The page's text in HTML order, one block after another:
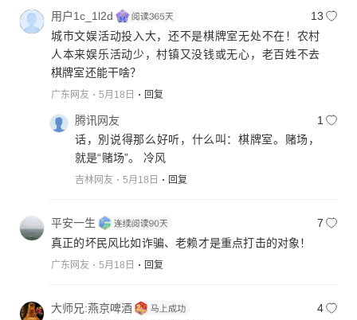
用户1c_1l2d
13
城市文娱活动投入大，还不是棋牌室无处不在！农村
人本来娱乐活动少，村镇又没钱或无心，老百姓不去
棋牌室还能干啥？
广东网友 5月18日 回复
腾讯网友
1
话，別说得那么好听，什么叫：棋牌室。赌场，
就是“赌场”。 冷风
吉林网友 5月18日 回复
平安一生
7
真正的坏民风比如诈骗、老赖才是重点打击的对象！
广东网友 5月18日 回复
大师兄:燕京啤酒
4